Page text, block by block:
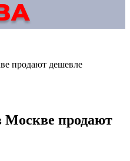
продают дешевле
продают